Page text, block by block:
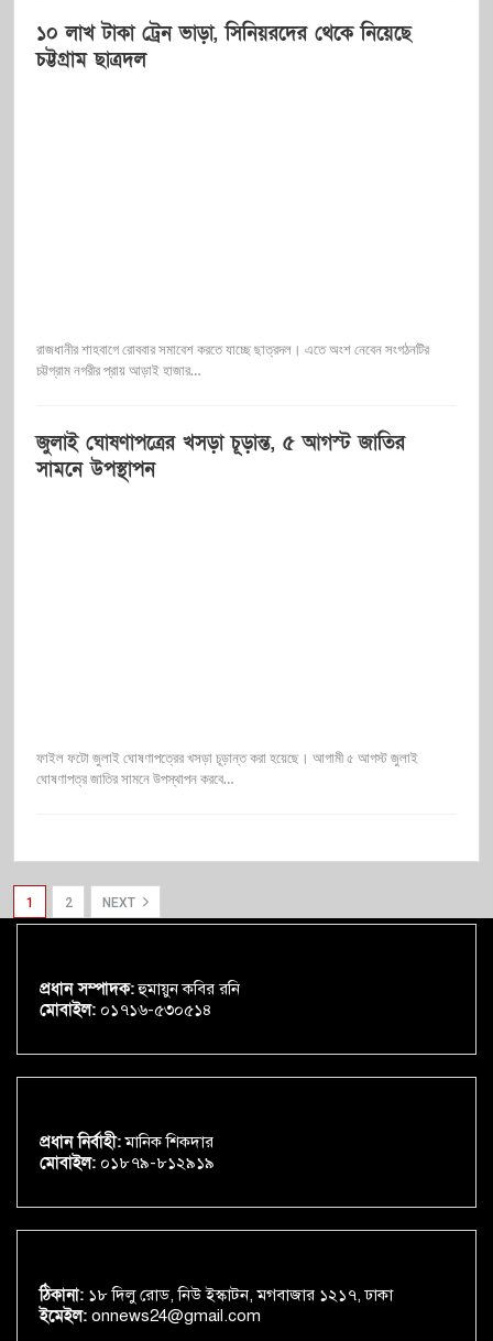
১০ লাখ টাকা ট্রেন ভাড়া, সিনিয়রদের থেকে নিয়েছে
চট্টগ্রাম ছাত্রদল
রাজধানীর শাহবাগে রোববার সমাবেশ করতে যাচ্ছে ছাত্রদল। এতে অংশ নেবেন সংগঠনটির
চট্টগ্রাম নগরীর প্রায় আড়াই হাজার…
জুলাই ঘোষণাপত্রের খসড়া চূড়ান্ত, ৫ আগস্ট জাতির
সামনে উপস্থাপন
ফাইল ফটো জুলাই ঘোষণাপত্রের খসড়া চূড়ান্ত করা হয়েছে। আগামী ৫ আগস্ট জুলাই
ঘোষণাপত্র জাতির সামনে উপস্থাপন করবে…
1 2 NEXT
প্রধান সম্পাদক:হুমায়ুন কবির রনি
মোবাইল: ০১৭১৬-৫৩০৫১৪
প্রধান নির্বাহী:মানিক শিকদার
মোবাইল: ০১৮৭৯-৮১২৯১৯
ঠিকানা: ১৮ দিলু রোড, নিউ ইস্কাটন, মগবাজার ১২১৭, ঢাকা
ইমেইল: onnews24@gmail.com